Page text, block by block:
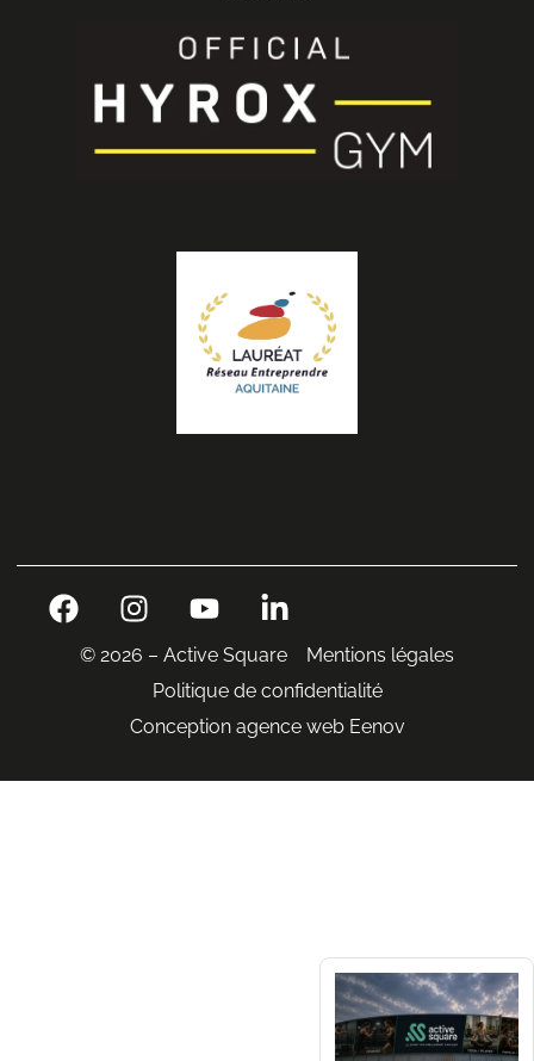
© 2026 – Active Square
Mentions légales
Politique de confidentialité
Conception agence web Eenov